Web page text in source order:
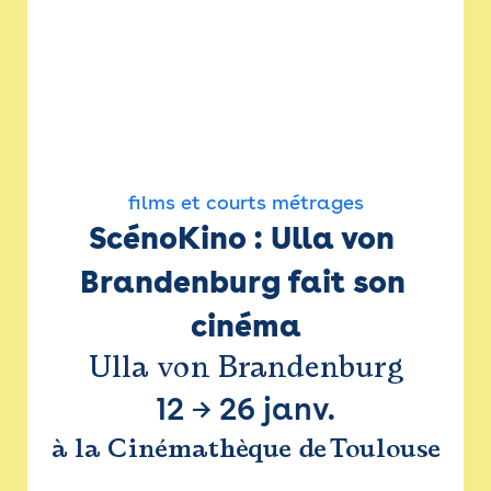
films et courts métrages
ScénoKino : Ulla von
Brandenburg fait son
cinéma
Ulla von Brandenburg
12 → 26 janv.
à la Cinémathèque de Toulouse